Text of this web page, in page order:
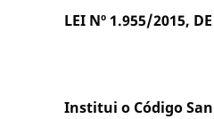
LEI Nº 1.955/2015,
Institui o Código